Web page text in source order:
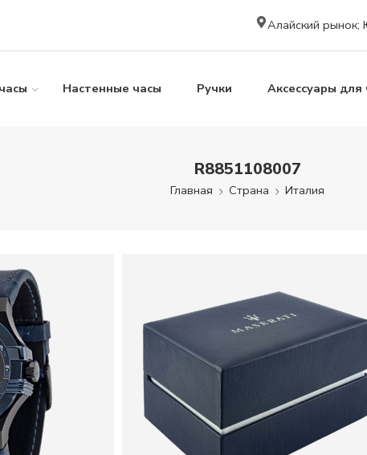
Алайский рынок;
Настенные часы Ручки Аксессуары для
R8851108007
Главная Страна Италия